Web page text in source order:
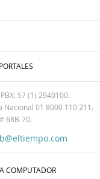
57 (1) 2940100.
Nacional 01 8000 110 211.
68B-70.
COMPUTADOR